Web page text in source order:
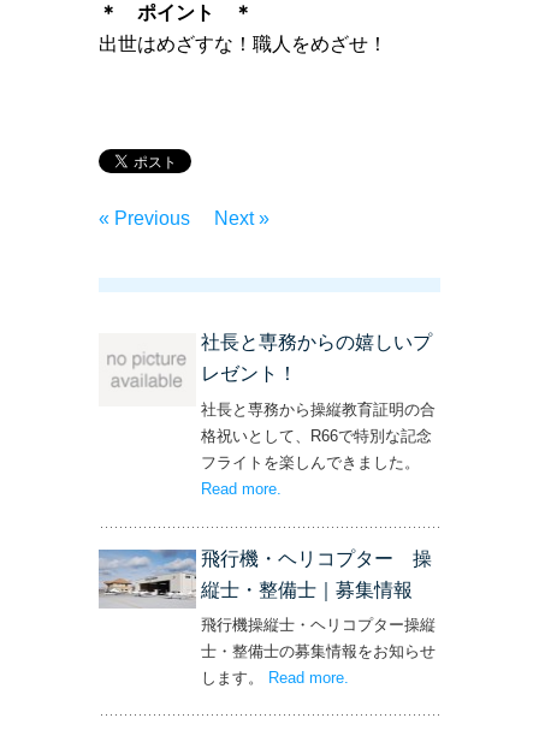
＊ ポイント ＊
出世はめざすな！職人をめざせ！
« Previous Next »
社長と専務からの嬉しいプ
レゼント！
社長と専務から操縦教育証明の合
格祝いとして、R66で特別な記念
フライトを楽しんできました。
Read more
飛行機・ヘリコプター 操
縦士・整備士｜募集情報
飛行機操縦士・ヘリコプター操縦
士・整備士の募集情報をお知らせ
します。
Read more– ‘飛行機・ヘリコプター
.